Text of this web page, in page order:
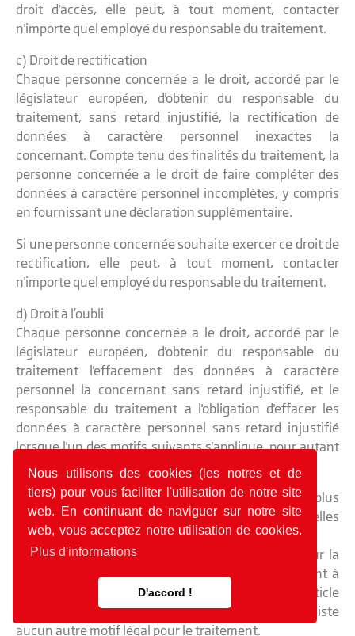
Nous utilisons des cookies (les notres et de
tiers) pour vous faciliter l'utilisation de notre site
web. En continuant de naviguer sur notre site
web, vous acceptez notre utilisation de cookies.
Plus d'informations
D'accord !
droit d'accès, elle peut, à tout moment, contacter
n'importe quel employé du responsable du traitement.
c) Droit de rectification
Chaque personne concernée a le droit, accordé par le
législateur européen, d'obtenir du responsable du
traitement, sans retard injustifié, la rectification de
données à caractère personnel inexactes la
concernant. Compte tenu des finalités du traitement, la
personne concernée a le droit de faire compléter des
données à caractère personnel incomplètes, y compris
en fournissant une déclaration supplémentaire.
Si une personne concernée souhaite exercer ce droit de
rectification, elle peut, à tout moment, contacter
n'importe quel employé du responsable du traitement.
d) Droit à l’oubli
Chaque personne concernée a le droit, accordé par le
législateur européen, d'obtenir du responsable du
traitement l'effacement des données à caractère
personnel la concernant sans retard injustifié, et le
responsable du traitement a l'obligation d'effacer les
données à caractère personnel sans retard injustifié
lorsque l'un des motifs suivants s'applique, pour autant
que le traitement ne soit pas nécessaire :
Les données à caractère personnel ne sont plus
nécessaires au regard des finalités pour lesquelles elles
ont été collectées ou traitées d'une autre manière.
La personne concernée retire le consentement sur la
base duquel le traitement est fondé conformément à
l'Article 6, paragraphe 1, point a), du RGPD, ou à l'Article
9, paragraphe 2, point a), du RGPD, et lorsqu'il n'existe
aucun autre motif légal pour le traitement.